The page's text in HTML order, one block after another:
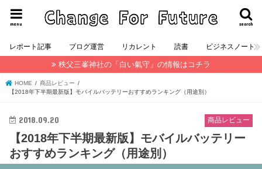
search
menu
レポート記事 ブログ運営 リカレント 読書 ビジネスノート
秩父三峯神社の「白い氣守」の情報はコチラ
HOME
商品レビュー
【2018年下半期最新版】モバイルバッテリーおすすめランキング（用途別）
商品レビュー
2018.09.20
【2018年下半期最新版】モバイルバッテリー
おすすめランキング（用途別）